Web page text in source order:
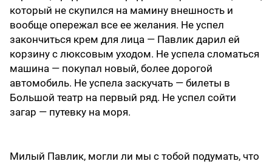
который не скупился на мамину внешность и
вообще опережал все ее желания. Не успел
закончиться крем для лица — Павлик дарил ей
корзину с люксовым уходом. Не успела сломаться
машина — покупал новый, более дорогой
автомобиль. Не успела заскучать — билеты в
Большой театр на первый ряд. Не успел сойти
загар — путевку на моря.
Милый Павлик, могли ли мы с тобой подумать, что